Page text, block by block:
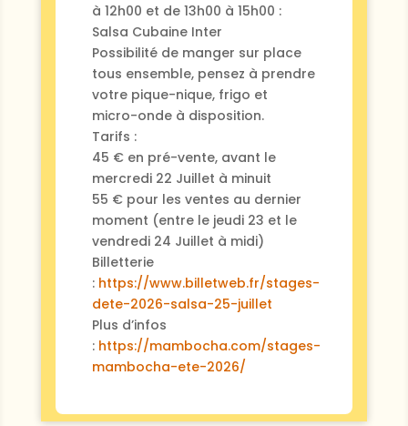
à 12h00 et de 13h00 à 15h00 :
Salsa Cubaine Inter
Possibilité de manger sur place
tous ensemble, pensez à prendre
votre pique-nique, frigo et
micro-onde à disposition.
Tarifs :
45 € en pré-vente, avant le
mercredi 22 Juillet à minuit
55 € pour les ventes au dernier
moment (entre le jeudi 23 et le
vendredi 24 Juillet à midi)
Billetterie
: https://www.billetweb.fr/stages-
dete-2026-salsa-25-juillet
Plus d’infos
:https://mambocha.com/stages-
mambocha-ete-2026/